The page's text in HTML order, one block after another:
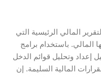
المالي الرئيسية التي
المالي. باستخدام برامج
إعداد وتحليل قوائم الدخل
المالية السليمة. إن